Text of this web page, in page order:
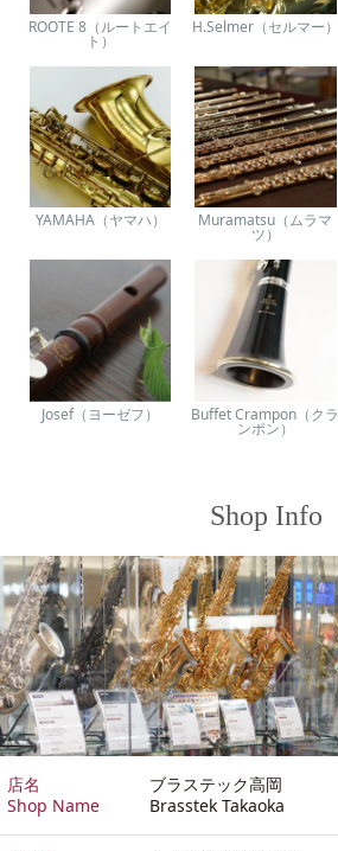
ROOTE 8（ルートエイ
ト）
H.Selmer（セルマー）
YAMAHA（ヤマハ） Muramatsu（ムラマ
ツ）
Josef（ヨーゼフ） Buffet Crampon（クラ
ンポン）
Shop Info
店名
Shop Name
ブラステック高岡
Brasstek Takaoka